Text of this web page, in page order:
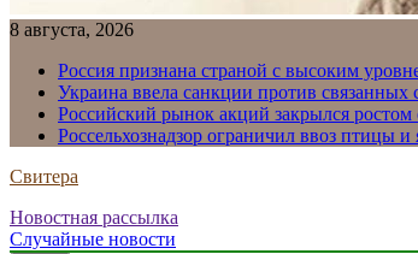
8 августа, 2026
Россия признана страной с высоким
Украина ввела санкции против
Российский рынок акций закрылся
Россельхознадзор ограничил ввоз птицы
Свитера
Новостная рассылка
Случайные новости